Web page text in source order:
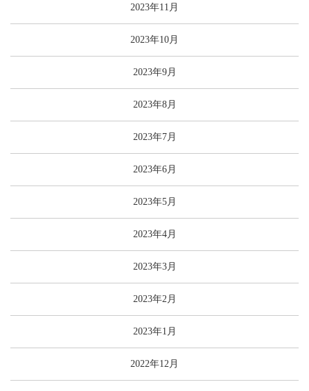
2023年11月
2023年10月
2023年9月
2023年8月
2023年7月
2023年6月
2023年5月
2023年4月
2023年3月
2023年2月
2023年1月
2022年12月